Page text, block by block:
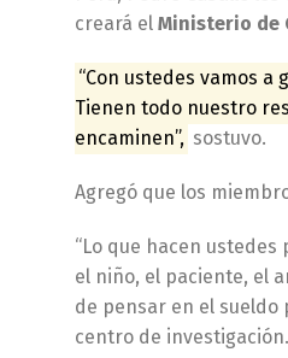
creará el Ministerio de
“Con ustedes vamos
Tienen todo nuestro
encaminen”, sostuvo.
Agregó que los
“Lo que hacen
el niño, el paciente, el
de pensar en el sueldo
centro de investigación.